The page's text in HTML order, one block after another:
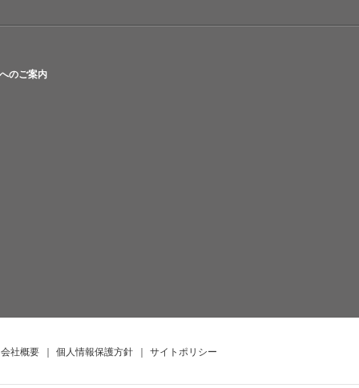
のご案内
会社概要 ｜ 個人情報保護方針 ｜ サイトポリシー